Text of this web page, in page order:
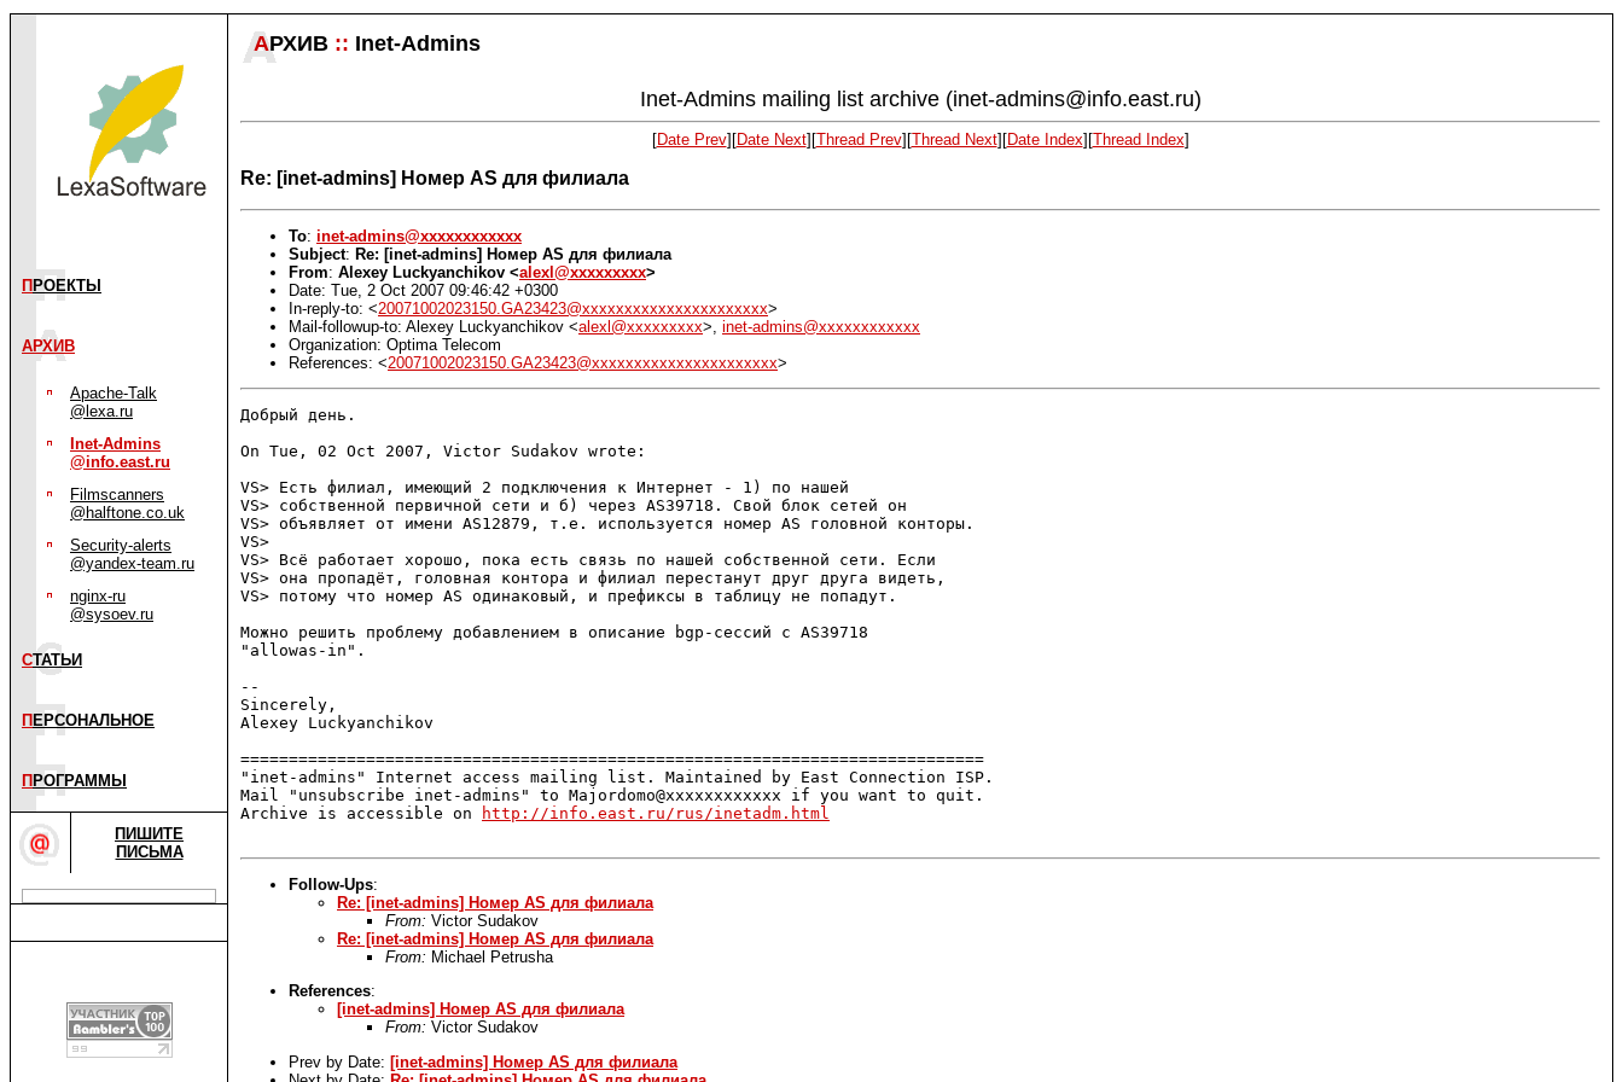
П РОЕКТЫ
АРХИВ
Apache-Talk
@lexa.ru
Inet-Admins
@info.east.ru
Filmscanners
@halftone.co.uk
Security-alerts
@yandex-team.ru
nginx-ru
@sysoev.ru
СТАТЬИ
П ЕРСОНАЛЬНОЕ
П РОГРАММЫ
ПИШИТЕ
ПИСЬМА
АРХИВ :: Inet-Admins
Inet-Admins mailing list archive (inet-admins@info.east.ru)
[Date Prev][Date Next][Thread Prev][Thread Next][Date Index][Thread Index]
Re: [inet-admins] Номер AS для филиала
To: inet-admins@xxxxxxxxxxxx
Subject: Re: [inet-admins] Номер AS для филиала
From: Alexey Luckyanchikov <alexl@xxxxxxxxx>
Date: Tue, 2 Oct 2007 09:46:42 +0300
In-reply-to: <20071002023150.GA23423@xxxxxxxxxxxxxxxxxxxxxx>
Mail-followup-to: Alexey Luckyanchikov <alexl@xxxxxxxxx>, inet-admins@xxxxxxxxxxxx
Organization: Optima Telecom
References: <20071002023150.GA23423@xxxxxxxxxxxxxxxxxxxxxx>
Добрый день.
On Tue, 02 Oct 2007, Victor Sudakov wrote:
VS> Есть филиал, имеющий 2 подключения к Интернет - 1) по нашей
VS> собственной первичной сети и б) через AS39718. Свой блок сетей он
VS> объявляет от имени AS12879, т.е. используется номер AS головной конторы.
VS>
VS> Всё работает хорошо, пока есть связь по нашей собственной сети. Если
VS> она пропадёт, головная контора и филиал перестанут друг друга видеть,
VS> потому что номер AS одинаковый, и префиксы в таблицу не попадут.
Можно решить проблему добавлением в описание bgp-сессий с AS39718
"allowas-in".
--
Sincerely,
Alexey Luckyanchikov
=============================================================================
"inet-admins" Internet access mailing list. Maintained by East Connection ISP.
Mail "unsubscribe inet-admins" to Majordomo@xxxxxxxxxxxx if you want to quit.
Archive is accessible on
http://info.east.ru/rus/inetadm.html
Follow-Ups:
Re: [inet-admins] Номер AS для филиала
From: Victor Sudakov
Re: [inet-admins] Номер AS для филиала
From: Michael Petrusha
References:
[inet-admins] Номер AS для филиала
From: Victor Sudakov
Prev by Date: [inet-admins] Номер AS для филиала